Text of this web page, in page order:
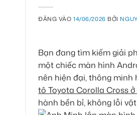
ĐĂNG VÀO14/06/2026 BỞI
Bạn đang tìm kiếm giải
một chiếc màn hình
nên hiện đại, thông minh
tô Toyota Corolla Cross ở
hành bền bỉ, không lỗi